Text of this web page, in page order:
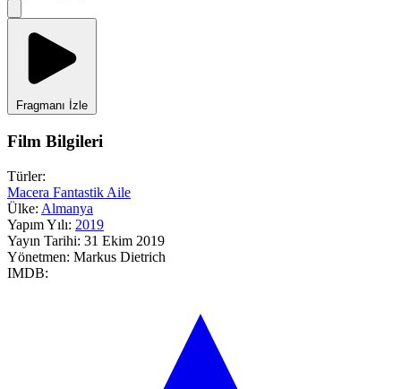
Fragmanı İzle
Film Bilgileri
Türler:
Macera Fantastik Aile
Ülke: Almanya
Yapım Yılı: 2019
Yayın Tarihi: 31 Ekim 2019
Yönetmen: Markus Dietrich
IMDB: